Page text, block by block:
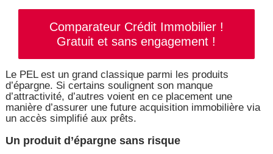
Comparateur Crédit Immobilier !
Gratuit et sans engagement !
Le PEL est un grand classique parmi les produits
d’épargne. Si certains soulignent son manque
d’attractivité, d’autres voient en ce placement une
manière d’assurer une future acquisition immobilière via
un accès simplifié aux prêts.
Un produit d’épargne sans risque